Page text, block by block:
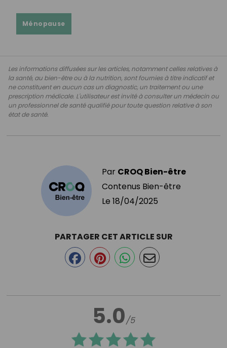
Ménopause
Les informations diffusées sur les articles, notamment celles relatives à
la santé, au bien-être ou à la nutrition, sont fournies à titre indicatif et
ne constituent en aucun cas un diagnostic, un traitement ou une
prescription médicale. L'utilisateur est invité à consulter un médecin ou
un professionnel de santé qualifié pour toute question relative à son
état de santé.
Par CROQ Bien-être
Contenus Bien-être
Le 18/04/2025
5.0/5
PARTAGER CET ARTICLE SUR